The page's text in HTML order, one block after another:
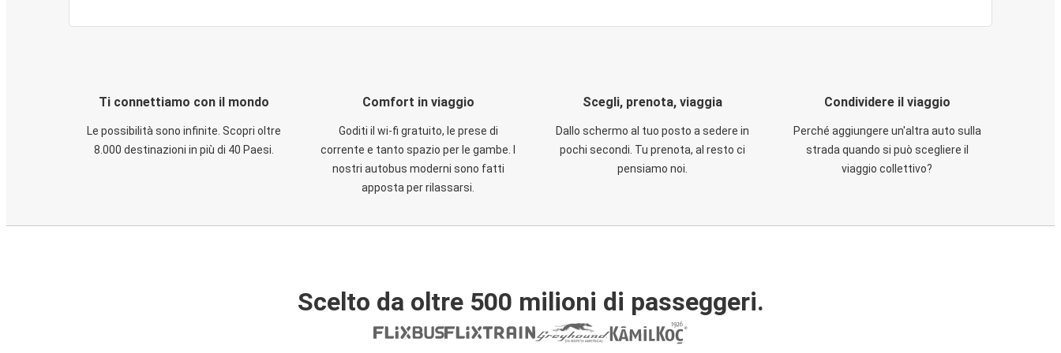
Ti connettiamo con il mondo
Le possibilità sono infinite. Scopri oltre
8.000 destinazioni in più di 40 Paesi.
Comfort in viaggio
Goditi il wi-fi gratuito, le prese di
corrente e tanto spazio per le gambe. I
nostri autobus moderni sono fatti
apposta per rilassarsi.
Scegli, prenota, viaggia
Dallo schermo al tuo posto a sedere in
pochi secondi. Tu prenota, al resto ci
pensiamo noi.
Condividere il viaggio
Perché aggiungere un'altra auto sulla
strada quando si può scegliere il
viaggio collettivo?
Scelto da oltre 500 milioni di passeggeri.